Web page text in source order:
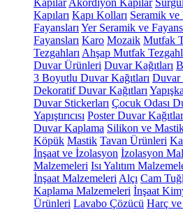
Kapılar Akordiyon Kapılar
Kapıları Kapı Kolları Seramik ve
Fayansları Yer Seramik ve
Fayansları Karo Mozaik Mutfak
Tezgahları Ahşap Mutfak
Duvar Ürünleri Duvar Kağıtları
3 Boyutlu Duvar Kağıtları Duvar
Dekoratif Duvar Kağıtları
Duvar Stickerları Çocuk Odası
Yapıştırıcısı Poster Duvar
Duvar Kaplama Silikon ve
Köpük Mastik Tavan Ürünleri
İnşaat ve İzolasyon İzolasyon
Malzemeleri Isı Yalıtım
İnşaat Malzemeleri Alçı Cam
Kaplama Malzemeleri İnşaat
Ürünleri Lavabo Çözücü Harç ve